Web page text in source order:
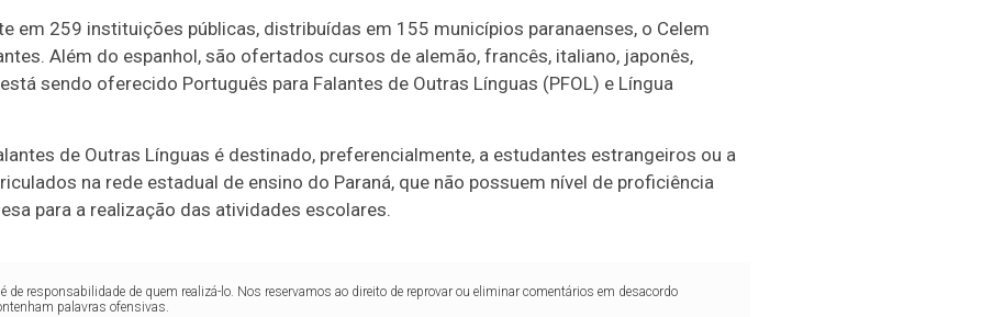
em 259 instituições públicas, distribuídas em 155 municípios paranaenses, o Celem
Além do espanhol, são ofertados cursos de alemão, francês, italiano, japonês,
sendo oferecido Português para Falantes de Outras Línguas (PFOL) e Língua
de Outras Línguas é destinado, preferencialmente, a estudantes estrangeiros ou a
na rede estadual de ensino do Paraná, que não possuem nível de proficiência
para a realização das atividades escolares.
de responsabilidade de quem realizá-lo. Nos reservamos ao direito de reprovar ou eliminar comentários em desacordo
palavras ofensivas.